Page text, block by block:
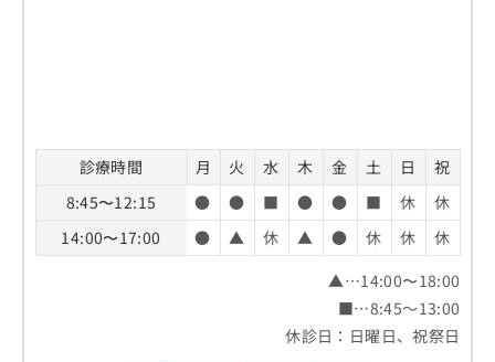
診療時間 月 火 水 木 金 土 日
祝
8:45〜12:15
● ● ■ ● ● ■ 休
休
14:00〜17:00
● ▲ 休 ▲ ● 休 休
休
▲…14:00〜18:00
■…8:45～13:00
休診日：日曜日、祝祭日